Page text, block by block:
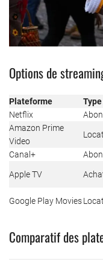
Options de
Plateforme Type
Netflix
Amazon Prime
Video
Canal+
Apple TV
Google Play Movies
Comparatif des